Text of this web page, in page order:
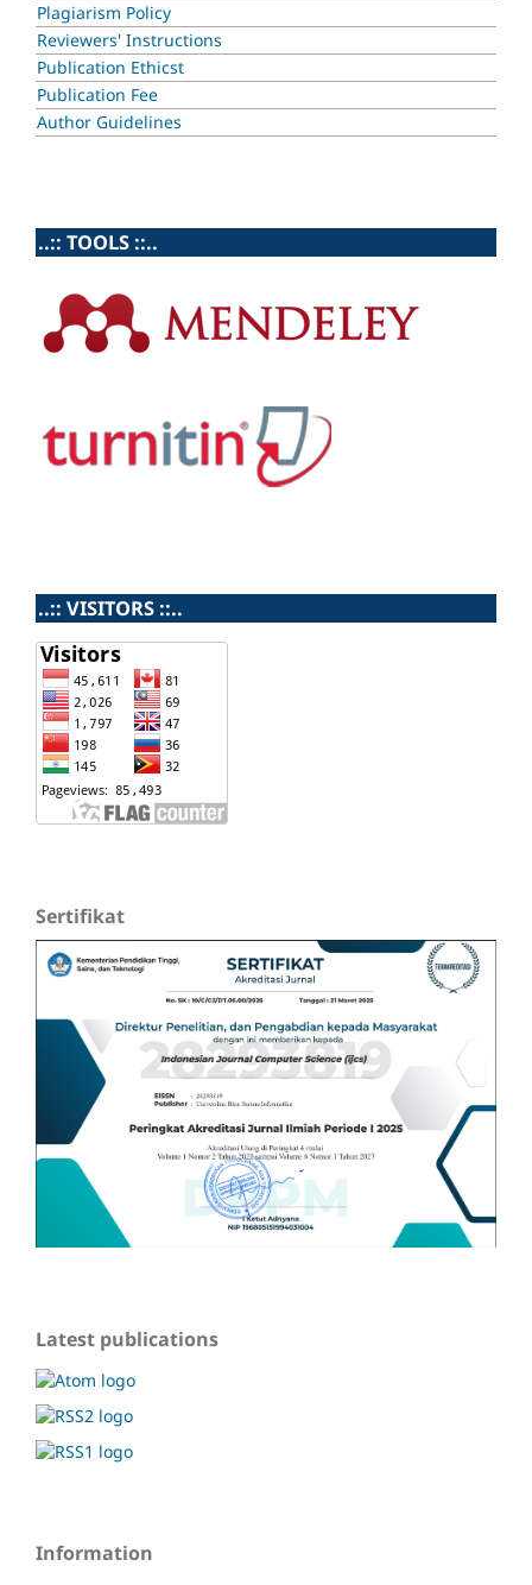
Plagiarism Policy
Reviewers' Instructions
Publication Ethicst
Publication Fee
Author Guidelines
..:: TOOLS ::..
..:: VISITORS ::..
Sertifikat
Latest publications
Information